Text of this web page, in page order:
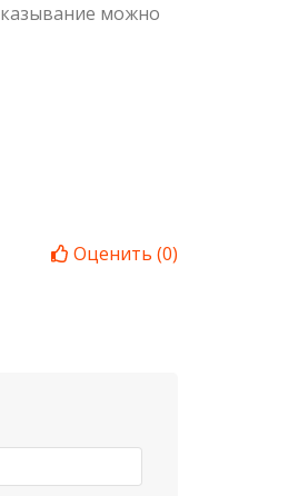
можно
Оценить (0)